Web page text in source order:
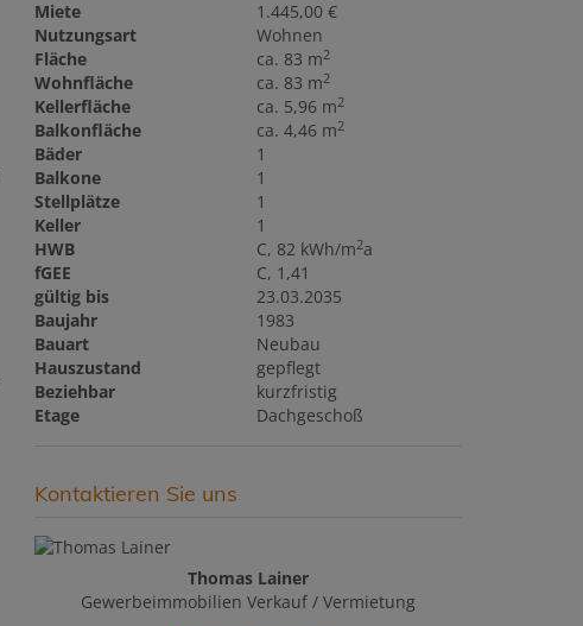
Miete
1.445,00 €
Nutzungsart
Wohnen
Fläche
ca. 83 m2
Wohnfläche ca. 83 m2
Kellerfläche ca. 5,96 m2
Balkonfläche ca. 4,46 m2
Bäder
1
Balkone
1
Stellplätze
1
Keller
1
HWB
C, 82 kWh/m2a
fGEE
C, 1,41
gültig bis
23.03.2035
Baujahr
1983
Bauart
Neubau
Hauszustand
gepflegt
Beziehbar
kurzfristig
Etage
Dachgeschoß
Kontaktieren Sie uns
Thomas Lainer
Gewerbeimmobilien Verkauf / Vermietung